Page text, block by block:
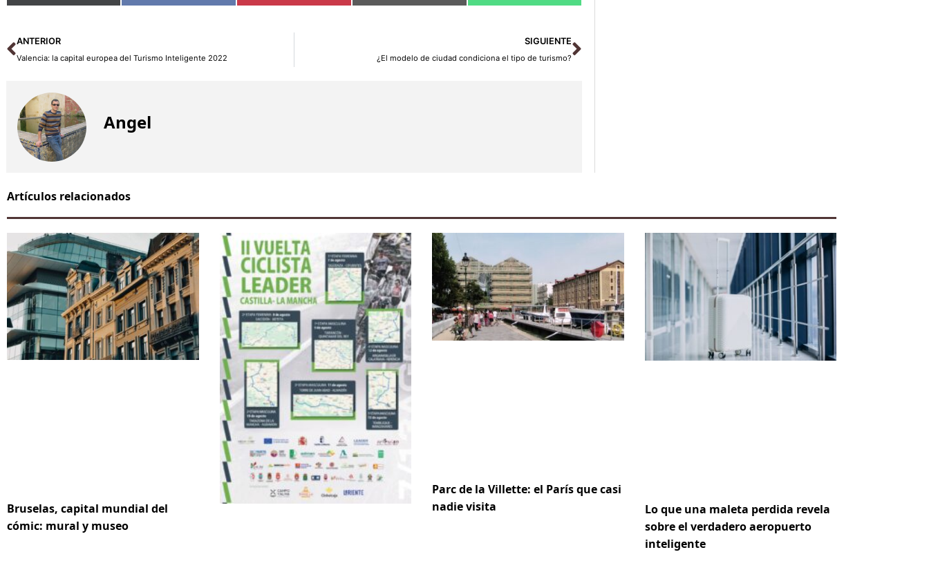
Ant
ANTERIOR
Valencia: la capital europea del Turismo Inteligente 2022
SIGUIENTE
¿El modelo de ciudad condiciona el tipo de turismo?
Siguiente
Angel
Artículos relacionados
Bruselas, capital mundial del
cómic: mural y museo
Parc de la Villette: el París que casi
nadie visita
Lo que una maleta perdida revela
sobre el verdadero aeropuerto
inteligente